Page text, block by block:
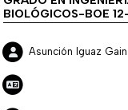
BIOLÓGICOS-BOE
Asunción Iguaz